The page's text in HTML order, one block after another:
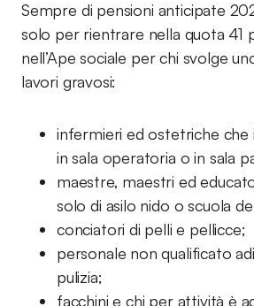
Sempre di pensioni anticipate
solo per rientrare nella quota 41
nell’Ape sociale per chi svolge
lavori gravosi:
infermieri ed ostetriche che
in sala operatoria o in sala
maestre, maestri ed
solo di asilo nido o scuola
conciatori di pelli e pellicce;
personale non qualificato
pulizia;
facchini e chi per attività è